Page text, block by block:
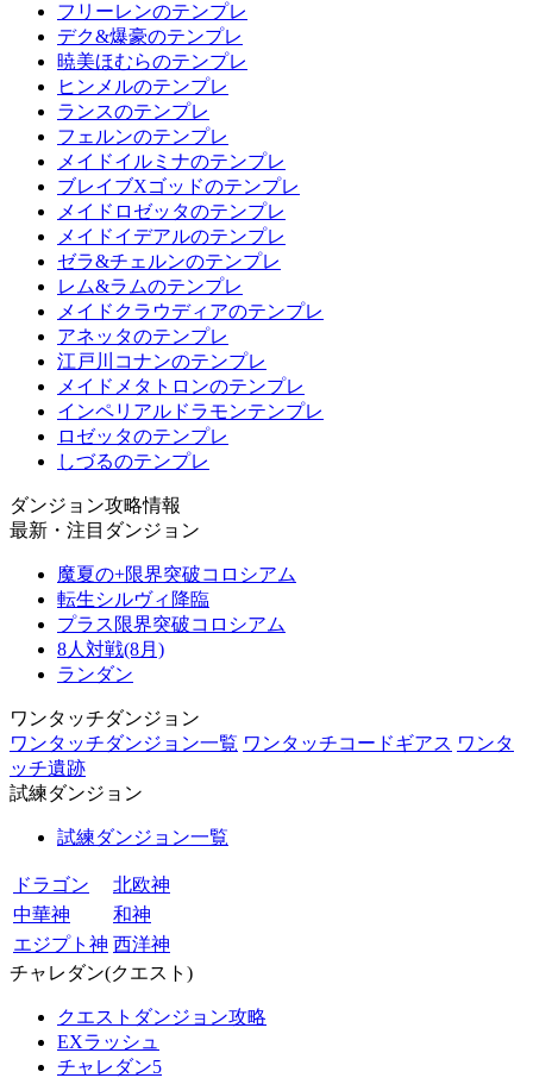
フリーレンのテンプレ
デク&爆豪のテンプレ
暁美ほむらのテンプレ
ヒンメルのテンプレ
ランスのテンプレ
フェルンのテンプレ
メイドイルミナのテンプレ
ブレイブXゴッドのテンプレ
メイドロゼッタのテンプレ
メイドイデアルのテンプレ
ゼラ&チェルンのテンプレ
レム&ラムのテンプレ
メイドクラウディアのテンプレ
アネッタのテンプレ
江戸川コナンのテンプレ
メイドメタトロンのテンプレ
インペリアルドラモンテンプレ
ロゼッタのテンプレ
しづるのテンプレ
ダンジョン攻略情報
最新・注目ダンジョン
魔夏の+限界突破コロシアム
転生シルヴィ降臨
プラス限界突破コロシアム
8人対戦(8月)
ランダン
ワンタッチダンジョン
ワンタッチダンジョン一覧 ワンタッチコードギアス ワンタ
ッチ遺跡
試練ダンジョン
試練ダンジョン一覧
ドラゴン
北欧神
中華神
和神
エジプト神 西洋神
チャレダン(クエスト)
クエストダンジョン攻略
EXラッシュ
チャレダン5